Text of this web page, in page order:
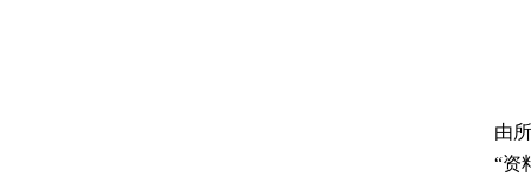
1.
2.
由
“资